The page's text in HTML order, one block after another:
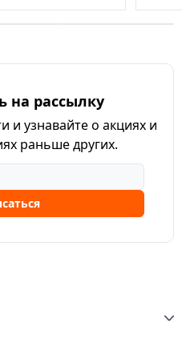
на рассылку
и узнавайте о акциях и
раньше других.